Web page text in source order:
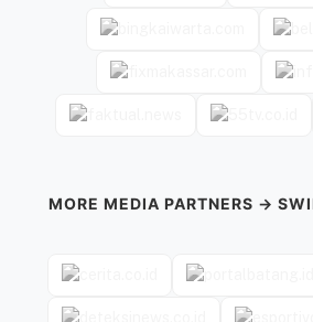
MORE MEDIA PARTNERS →